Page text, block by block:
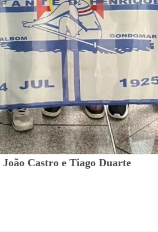
João Castro e Tiago Duarte